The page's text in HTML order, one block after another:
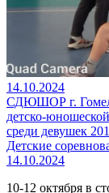
14.10.2024
СДЮШОР г.
детско-
среди девушек
Детские
14.10.2024
10-12 октября в